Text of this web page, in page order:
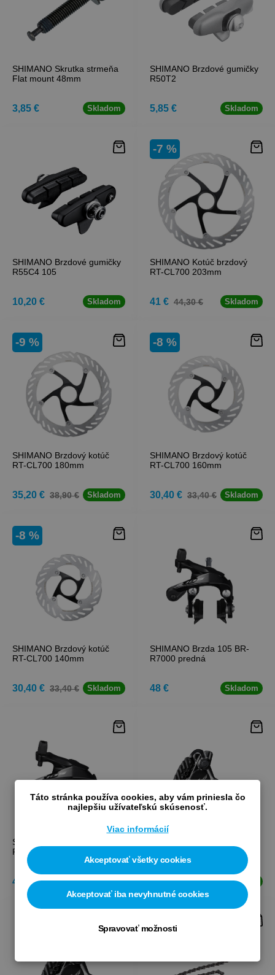
Táto stránka používa cookies, aby vám priniesla čo
najlepšiu užívateľskú skúsenosť.
Viac informácií
Akceptovať všetky cookies
Akceptovať iba nevyhnutné cookies
Spravovať možnosti
SHIMANO Skrutka strmeňa
Flat mount 48mm
3,85 € Skladom
SHIMANO Brzdové gumičky
R50T2
5,85 € Skladom
SHIMANO Brzdové gumičky
R55C4 105
10,20 € Skladom
SHIMANO Kotúč brzdový
RT-CL700 203mm
-7 %
41 € 44,30 € Skladom
SHIMANO Brzdový kotúč
RT-CL700 180mm
-9 %
35,20 € 38,90 € Skladom
SHIMANO Brzdový kotúč
RT-CL700 160mm
-8 %
30,40 € 33,40 € Skladom
SHIMANO Brzdový kotúč
RT-CL700 140mm
-8 %
30,40 € 33,40 € Skladom
SHIMANO Brzda 105 BR-
R7000 predná
48 € Skladom
SHIMANO Brzda 105 BR-
R7000 zadná
41,30 € Skladom 55,50 € Skladom